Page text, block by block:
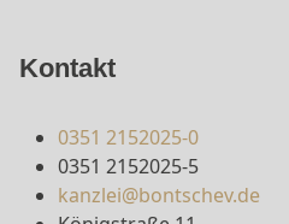
Kontakt
0351 2152025-0
0351 2152025-5
kanzlei@bontschev.de